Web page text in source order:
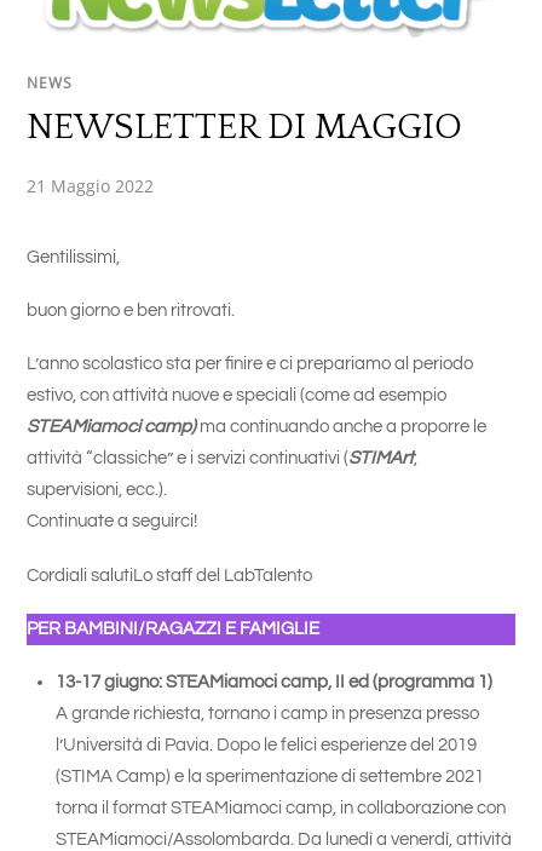
NEWS
NEWSLETTER DI MAGGIO
21 Maggio 2022
Gentilissimi,
buon giorno e ben ritrovati.
L’anno scolastico sta per finire e ci prepariamo al periodo
estivo, con attività nuove e speciali (come ad esempio
STEAMiamoci camp)ma continuando anche a proporre le
attività “classiche” e i servizi continuativi (STIMArt,
supervisioni, ecc.).
Continuate a seguirci!
Cordiali salutiLo staff del LabTalento
PER BAMBINI/RAGAZZI E FAMIGLIE
13-17 giugno: STEAMiamoci camp, II ed (programma 1)
A grande richiesta, tornano i camp in presenza presso
l’Università di Pavia. Dopo le felici esperienze del 2019
(STIMA Camp) e la sperimentazione di settembre 2021
torna il format STEAMiamoci camp, in collaborazione con
STEAMiamoci/Assolombarda. Da lunedì a venerdì, attività